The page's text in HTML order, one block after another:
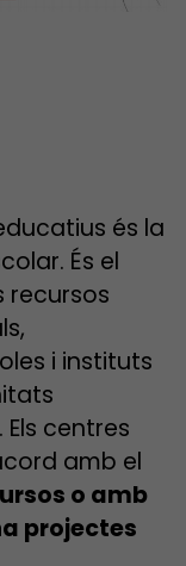
és la
És el
recursos
i instituts
centres
amb el
o amb
projectes